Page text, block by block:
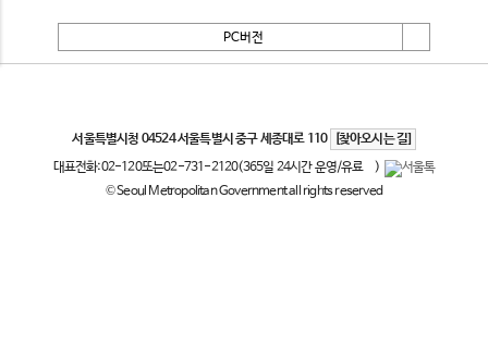
PC버전
서울특별시청 04524 서울특별시 중구 세종대로 110
[찾아오시는 길]
대표전화:02-120또는02-731-2120(365일 24시간 운영/유료
)
© Seoul Metropolitan Government all rights reserved